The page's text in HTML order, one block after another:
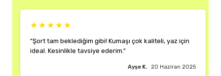
tam beklediğim gibi! Kumaşı çok kaliteli, yaz için
Kesinlikle tavsiye ederim."
20 Haziran 2025
"Rengi ve